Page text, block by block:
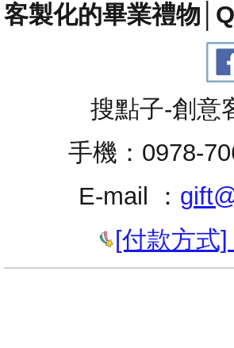
客製化的畢業禮物
搜點子-創
手機：0978-
E-mail ：
[付款方式